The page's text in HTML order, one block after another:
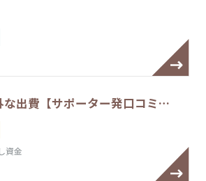
な出費【サポーター発口コミ…
資金